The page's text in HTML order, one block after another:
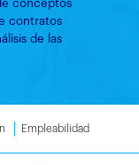
conceptos
contratos
de las
Empleabilidad